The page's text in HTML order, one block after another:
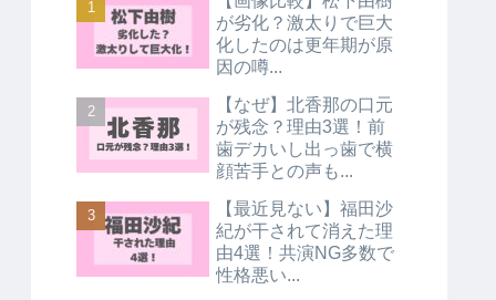
が劣化？激太りで巨大
化したのは更年期が原
因の噂...
【なぜ】北香那の口元
が残念？理由3選！前
歯デカいし出っ歯で横
顔苦手との声も...
【最近見ない】福田沙
紀が干されて消えた理
由4選！共演NG多数で
性格悪い...